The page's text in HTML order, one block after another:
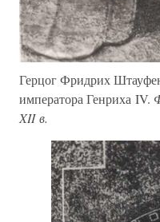
Герцог Фридрих
императора Генриха IV.
XII в.